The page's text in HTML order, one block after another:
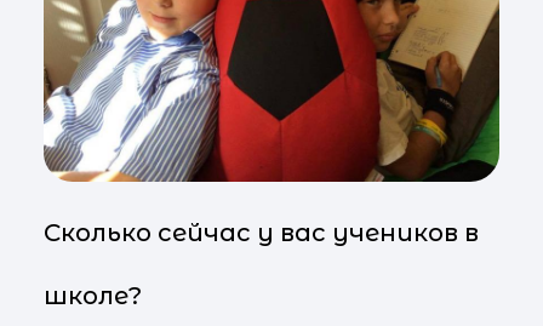
Сколько сейчас у вас учеников в
школе?